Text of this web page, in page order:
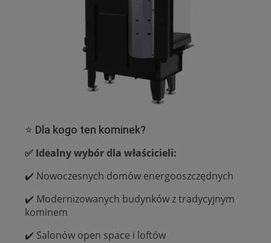
⭐ Dla kogo ten kominek?
✅ Idealny wybór dla właścicieli:
✔️ Nowoczesnych domów energooszczędnych
✔️ Modernizowanych budynków z tradycyjnym
kominem
✔️ Salonów open space i loftów